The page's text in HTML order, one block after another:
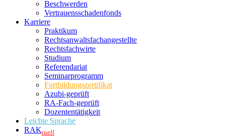
Beschwerden
Vertrauensschadenfonds
Karriere
Praktikum
Rechtsanwalts­fachangestellte
Rechtsfachwirte
Studium
Referendariat
Seminarprogramm
Fortbildungszertifikat
Azubi-geprüft
RA-Fach-geprüft
Dozententätigkeit
Leichte Sprache
RAKtuell